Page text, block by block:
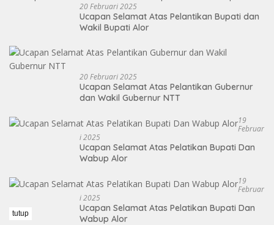
20 Februari 2025
Ucapan Selamat Atas Pelantikan Bupati dan
Wakil Bupati Alor
20 Februari 2025
Ucapan Selamat Atas Pelantikan Gubernur
dan Wakil Gubernur NTT
19
Februar
I 2025
Ucapan Selamat Atas Pelatikan Bupati Dan
Wabup Alor
19
Februar
I 2025
Ucapan Selamat Atas Pelatikan Bupati Dan
Wabup Alor
tutup